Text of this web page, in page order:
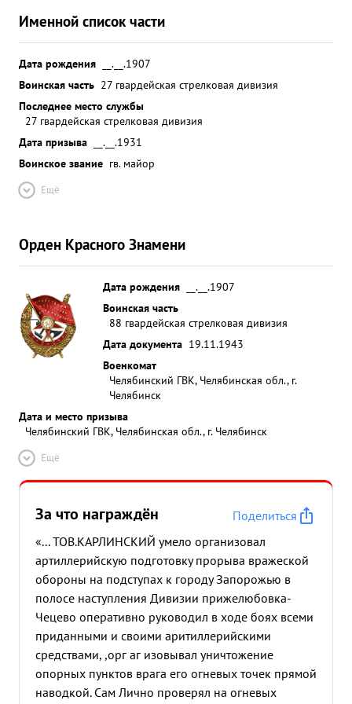
Именной список части
Дата рождения
__.__.1907
Воинская часть 27 гвардейская стрелковая дивизия
Последнее место службы
27 гвардейская стрелковая дивизия
Дата призыва
__.__.1931
Воинское звание гв. майор
Ещё
Орден Красного Знамени
Дата рождения
__.__.1907
Воинская часть
88 гвардейская стрелковая дивизия
Дата документа 19.11.1943
Военкомат
Челябинский ГВК, Челябинская обл., г.
Челябинск
Дата и место призыва
Челябинский ГВК, Челябинская обл., г. Челябинск
Ещё
За что награждён
Поделиться
«... ТОВ.КАРЛИНСКИЙ умело организовал
артиллерийскую подготовку прорыва вражеской
обороны на подступах к городу Запорожью в
полосе наступления Дивизии прижелюбовка-
Чецево оперативно руководил в ходе боях всеми
приданными и своими аритиллерийскими
средствами, ,орг аг изовывал уничтожение
опорных пунктов врага его огневых точек прямой
наводкой. Сам Лично проверял на огневых